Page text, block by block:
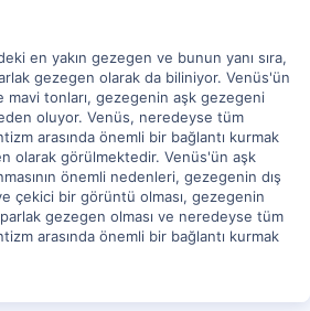
en yakın gezegen ve bunun yanı sıra,
gezegen olarak da biliniyor. Venüs'ün
tonları, gezegenin aşk gezegeni
oluyor. Venüs, neredeyse tüm
arasında önemli bir bağlantı kurmak
olarak görülmektedir. Venüs'ün aşk
önemli nedenleri, gezegenin dış
çekici bir görüntü olması, gezegenin
gezegen olması ve neredeyse tüm
arasında önemli bir bağlantı kurmak